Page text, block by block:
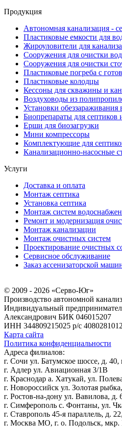
Продукция
Автономная канализация -
Пластиковые емкости для
Жироуловители для
Сооружения для очистки
Сооружения для очистки
Пластиковые погреба с
Пластиковые колодцы
Кессоны для скважины и
Воздуховоды из
Установки обеззараживания
Биопрепараты для
Ерши для биозагрузки
Мини компрессоры
Комплектующие для
Канализационно-насосные
Услуги
Доставка и оплата
Монтаж септика
Установка септика
Монтаж систем
Ремонт и модернизация
Монтаж канализации
Монтаж очистных систем
Проектирование очистных
Сервисное обслуживание
Заказ ассенизаторской
© 2009 - 2026 «Серво-Юг»
Производство автономной
Индивидуальный
Александрович БИК 046015207
ИНН 344809215025 р/с
Карта сайта
Политика конфиденциальности
Адреса филиалов:
г. Сочи ул. Батумское шоссе, д. 40,
г. Адлер ул. Авиационная 3/1В
г. Краснодар а. Хатукай, ул.
г. Новороссийск ул. Золотая
г. Ростов-на-дону ул. Вавилова, д.
г. Симферополь с. Фонтаны, ул.
г. Ставрополь 45-я параллель, д.
г. Москва МО, г. о. Подольск,